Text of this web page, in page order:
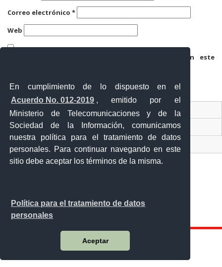
En cumplimiento de lo dispuesto en el
Acuerdo No. 012-2019 , emitido por el
Ministerio de Telecomunicaciones y de la
Sociedad de la Información, comunicamos
nuestra política para el tratamiento de datos
personales. Para continuar navegando en este
sitio debe aceptar los términos de la misma.
Política para el tratamiento de datos
personales
Aceptar
Correo electrónico *
Web
Guarda mi nombre, correo electrónico y web en este
Contacto Ciudadano
Ventanilla Única de Comercio Exterior
Sistema Nacional de Información (SNI)
Calle 12 de febrero y Vicente Rocafuerte
Orellana - Ecuador